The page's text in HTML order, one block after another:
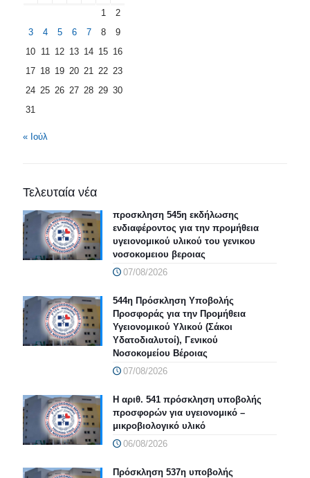
1
2
3
4 5 6 7 8
9
10 11 12 13 14 15 16
17 18 19 20 21 22 23
24 25 26 27 28 29 30
31
« Ιούλ
Τελευταία νέα
προσκληση 545η εκδήλωσης
ενδιαφέροντος για την προμήθεια
υγειονομικού υλικού του γενικου
νοσοκομειου βεροιας
07/08/2026
544η Πρόσκληση Υποβολής
Προσφοράς για την Προμήθεια
Υγειονομικού Υλικού (Σάκοι
Υδατοδιαλυτοί), Γενικού
Νοσοκομείου Βέροιας
07/08/2026
Η αριθ. 541 πρόσκληση υποβολής
προσφορών για υγειονομικό –
μικροβιολογικό υλικό
06/08/2026
Πρόσκληση 537η υποβολής